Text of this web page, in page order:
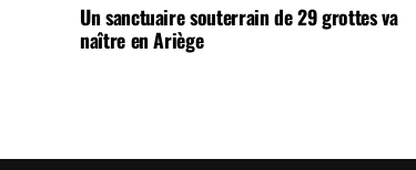
Un sanctuaire souterrain de 29 grottes va
naître en Ariège